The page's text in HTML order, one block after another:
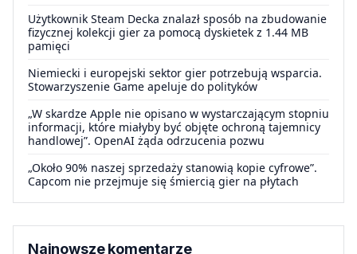
Użytkownik Steam Decka znalazł sposób na zbudowanie
fizycznej kolekcji gier za pomocą dyskietek z 1.44 MB
pamięci
Niemiecki i europejski sektor gier potrzebują wsparcia.
Stowarzyszenie Game apeluje do polityków
„W skardze Apple nie opisano w wystarczającym stopniu
informacji, które miałyby być objęte ochroną tajemnicy
handlowej”. OpenAI żąda odrzucenia pozwu
„Około 90% naszej sprzedaży stanowią kopie cyfrowe”.
Capcom nie przejmuje się śmiercią gier na płytach
Najnowsze komentarze